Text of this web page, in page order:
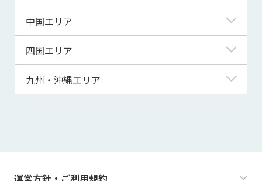
秋田県
山形県
千葉県
茨城県
群馬県
福井県
山梨県
長野県
静岡県
三重県
滋賀県
京都府
大阪府
兵庫県
和歌山県
中国エリア
鳥取県
島根県
山口県
四国エリア
徳島県
高知県
九州・沖縄エリア
運営方針・ご利用規約